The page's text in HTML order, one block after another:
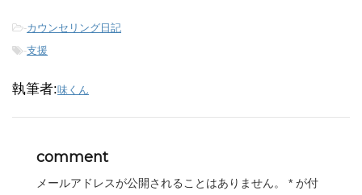
-カウンセリング日記
-支援
執筆者:味くん
comment
メールアドレスが公開されることはありません。 * が付